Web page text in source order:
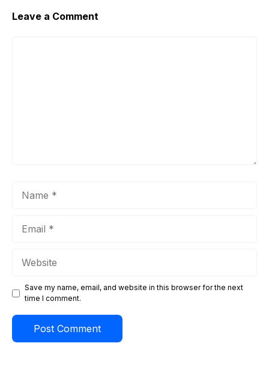
Leave a Comment
Save my name, email, and website in this browser for the next
time I comment.